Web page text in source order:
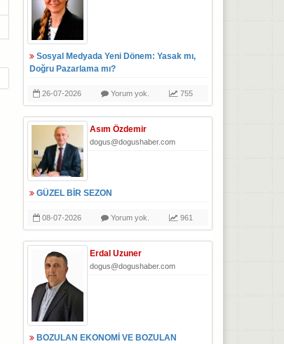
Sosyal Medyada Yeni Dönem: Yasak mı,
Doğru Pazarlama mı?
26-07-2026 Yorum yok. 755
Asım Özdemir
dogus@dogushaber.com
GÜZEL BİR SEZON
08-07-2026 Yorum yok. 961
Erdal Uzuner
dogus@dogushaber.com
BOZULAN EKONOMİ VE BOZULAN